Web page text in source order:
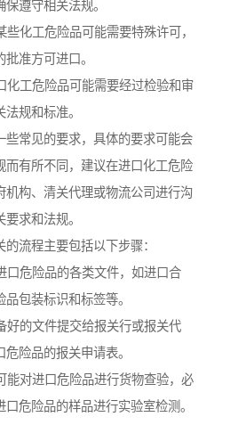
遵守相关法规。
些化工危险品可能需要特殊许可，
准方可进口。
化工危险品可能需要经过检验和审
规和标准。
些常见的要求，具体的要求可能会
而有所不同，建议在进口化工危险
机构、清关代理或物流公司进行沟
求和法规。
流程主要包括以下步骤：
口危险品的各类文件，如进口合
包装标识和标签等。
好的文件提交给报关行或报关代
险品的报关申请表。
能对进口危险品进行货物查验，必
危险品的样品进行实验室检测。